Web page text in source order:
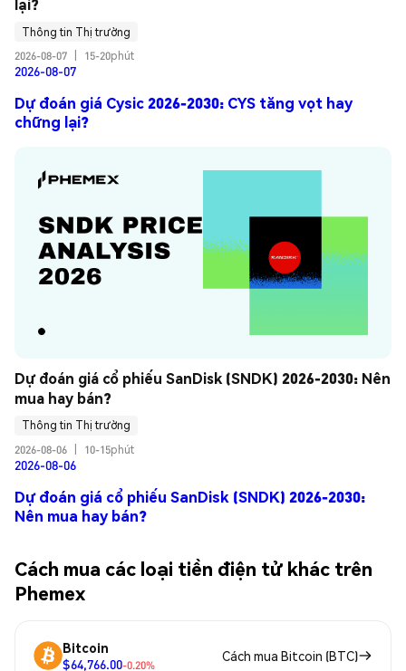
lại?
Thông tin Thị trường
2026-08-07
15-20phút
2026-08-07
Dự đoán giá Cysic 2026-2030: CYS tăng vọt hay
chững lại?
Dự đoán giá cổ phiếu SanDisk (SNDK) 2026-2030: Nên
mua hay bán?
Thông tin Thị trường
2026-08-06
10-15phút
2026-08-06
Dự đoán giá cổ phiếu SanDisk (SNDK) 2026-2030:
Nên mua hay bán?
Cách mua các loại tiền điện tử khác trên
Phemex
Bitcoin
$64,766.00-0.20%
Cách mua Bitcoin (BTC)